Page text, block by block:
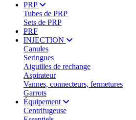
PRP
Tubes de PRP
Sets de PRP
PRF
INJECTION
Canules
Seringues
Aiguilles de rechange
Aspirateur
Vannes, connecteurs, fermetures
Garrots
Équipement
Centrifugeuse